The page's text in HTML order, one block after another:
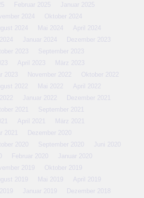
Februar 2025
Januar 2025
2024
Oktober 2024
2024 Mai 2024
April 2024
Januar 2024
Dezember 2023
2023
September 2023
April 2023
März 2023
2023 November 2022
Oktober 2022
2022 Mai 2022
April 2022
Januar 2022
Dezember 2021
2021
September 2021
April 2021
März 2021
2021
Dezember 2020
2020 September 2020
Juni 2020
Februar 2020
Januar 2020
2019
Oktober 2019
2019 Mai 2019
April 2019
Januar 2019
Dezember 2018